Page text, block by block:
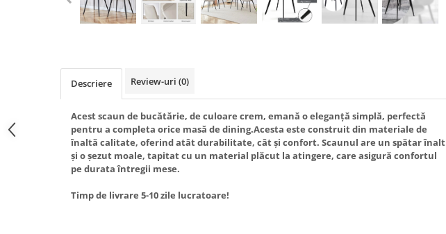
Descriere Review-uri (0)
Acest scaun de bucătărie, de culoare crem, emană o eleganță simplă, perfectă
pentru a completa orice masă de dining.Acesta este construit din materiale de
înaltă calitate, oferind atât durabilitate, cât și confort. Scaunul are un spătar înalt
și o șezut moale, tapitat cu un material plăcut la atingere, care asigură confortul
pe durata întregii mese.
Timp de livrare 5-10 zile lucratoare!